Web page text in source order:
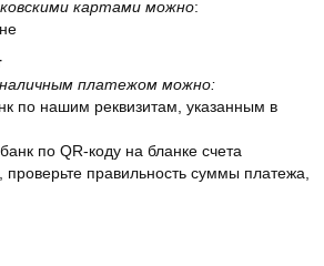
картами можно:
платежом можно:
по нашим реквизитам, указанным в
по QR-коду на бланке счета
проверьте правильность суммы платежа,